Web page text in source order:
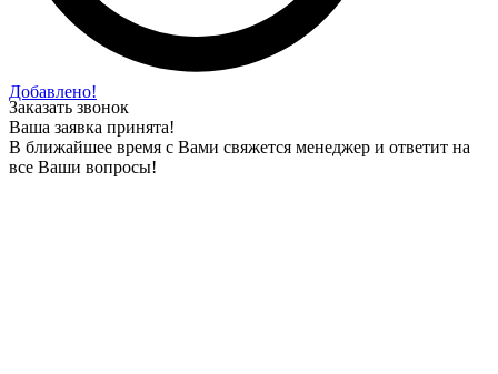
Добавлено!
Заказать звонок
Ваша заявка принята!
В ближайшее время с Вами свяжется менеджер и ответит на
все Ваши вопросы!